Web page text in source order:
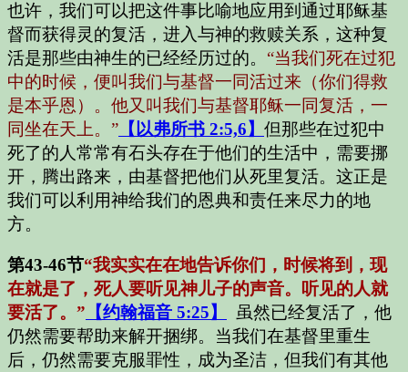
也许，我们可以把这件事比喻地应用到通过耶稣基
督而获得灵的复活，进入与神的救赎关系，这种复
活是那些由神生的已经经历过的。 “当我们死在过犯
中的时候，便叫我们与基督一同活过来（你们得救
是本乎恩）。他又叫我们与基督耶稣一同复活，一
同坐在天上。” 【以弗所书 2:5,6】 但那些在过犯中
死了的人常常有石头存在于他们的生活中，需要挪
开，腾出路来，由基督把他们从死里复活。这正是
我们可以利用神给我们的恩典和责任来尽力的地
方。
第43-46节“我实实在在地告诉你们，时候将到，现
在就是了，死人要听见神儿子的声音。听见的人就
要活了。” 【约翰福音 5:25】
虽然已经复活了，他
仍然需要帮助来解开捆绑。当我们在基督里重生
后，仍然需要克服罪性，成为圣洁，但我们有其他